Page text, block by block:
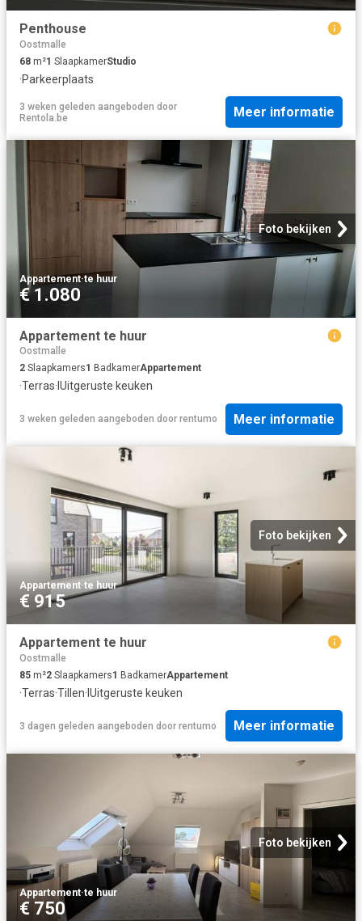
Penthouse
Oostmalle
68 m²1 SlaapkamerStudio
·Parkeerplaats
3 weken geleden aangeboden door
Rentola.be
Meer informatie
Foto bekijken
Appartement·te huur
€ 1.080
Appartement te huur
Oostmalle
2 Slaapkamers1 BadkamerAppartement
·Terras· IUitgeruste keuken
3 weken geleden aangeboden door rentumo Meer informatie
Foto bekijken
Appartement·te huur
€ 915
Appartement te huur
Oostmalle
85 m²2 Slaapkamers1 BadkamerAppartement
·Terras·Tillen· IUitgeruste keuken
3 dagen geleden aangeboden door rentumo Meer informatie
Foto bekijken
Appartement·te huur
€ 750